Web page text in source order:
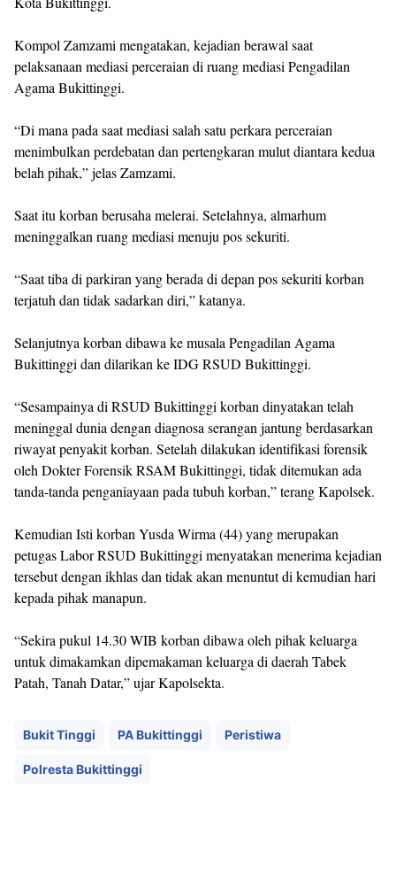
Kompol Zamzami mengatakan, kejadian berawal saat
pelaksanaan mediasi perceraian di ruang mediasi Pengadilan
Agama Bukittinggi.
“Di mana pada saat mediasi salah satu perkara perceraian
menimbulkan perdebatan dan pertengkaran mulut diantara kedua
belah pihak,” jelas Zamzami.
Saat itu korban berusaha melerai. Setelahnya, almarhum
meninggalkan ruang mediasi menuju pos sekuriti.
“Saat tiba di parkiran yang berada di depan pos sekuriti korban
terjatuh dan tidak sadarkan diri,” katanya.
Selanjutnya korban dibawa ke musala Pengadilan Agama
Bukittinggi dan dilarikan ke IDG RSUD Bukittinggi.
“Sesampainya di RSUD Bukittinggi korban dinyatakan telah
meninggal dunia dengan diagnosa serangan jantung berdasarkan
riwayat penyakit korban. Setelah dilakukan identifikasi forensik
oleh Dokter Forensik RSAM Bukittinggi, tidak ditemukan ada
tanda-tanda penganiayaan pada tubuh korban,” terang Kapolsek.
Kemudian Isti korban Yusda Wirma (44) yang merupakan
petugas Labor RSUD Bukittinggi menyatakan menerima kejadian
tersebut dengan ikhlas dan tidak akan menuntut di kemudian hari
kepada pihak manapun.
“Sekira pukul 14.30 WIB korban dibawa oleh pihak keluarga
untuk dimakamkan dipemakaman keluarga di daerah Tabek
Patah, Tanah Datar,” ujar Kapolsekta.
Bukit Tinggi PA Bukittinggi Peristiwa
Polresta Bukittinggi